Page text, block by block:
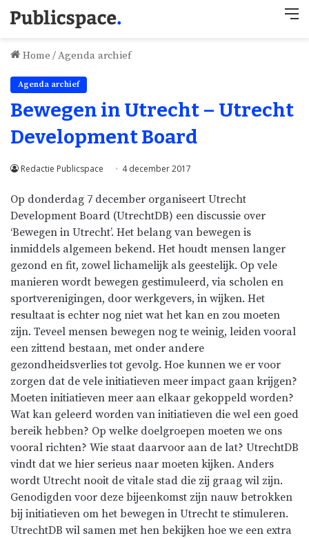
Home /Agenda archief
Agenda archief
Bewegen in Utrecht – Utrecht
Development Board
Redactie Publicspace 4 december 2017
Op donderdag 7 december organiseert Utrecht
Development Board (UtrechtDB) een discussie over
‘Bewegen in Utrecht’. Het belang van bewegen is
inmiddels algemeen bekend. Het houdt mensen langer
gezond en fit, zowel lichamelijk als geestelijk. Op vele
manieren wordt bewegen gestimuleerd, via scholen en
sportverenigingen, door werkgevers, in wijken. Het
resultaat is echter nog niet wat het kan en zou moeten
zijn. Teveel mensen bewegen nog te weinig, leiden vooral
een zittend bestaan, met onder andere
gezondheidsverlies tot gevolg. Hoe kunnen we er voor
zorgen dat de vele initiatieven meer impact gaan krijgen?
Moeten initiatieven meer aan elkaar gekoppeld worden?
Wat kan geleerd worden van initiatieven die wel een goed
bereik hebben? Op welke doelgroepen moeten we ons
vooral richten? Wie staat daarvoor aan de lat? UtrechtDB
vindt dat we hier serieus naar moeten kijken. Anders
wordt Utrecht nooit de vitale stad die zij graag wil zijn.
Genodigden voor deze bijeenkomst zijn nauw betrokken
bij initiatieven om het bewegen in Utrecht te stimuleren.
UtrechtDB wil samen met hen bekijken hoe we een extra